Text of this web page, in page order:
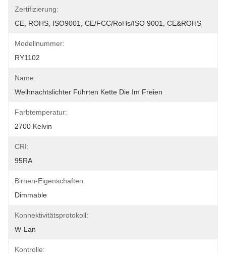
Zertifizierung:
CE, ROHS, ISO9001, CE/FCC/RoHs/ISO 9001, CE&ROHS
Modellnummer:
RY1102
Name:
Weihnachtslichter Führten Kette Die Im Freien
Farbtemperatur:
2700 Kelvin
CRI:
95RA
Birnen-Eigenschaften:
Dimmable
Konnektivitätsprotokoll:
W-Lan
Kontrolle: